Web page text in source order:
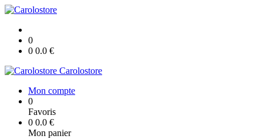
0
0 0.0 €
Carolostore
Mon compte
0
Favoris
0 0.0 €
Mon panier